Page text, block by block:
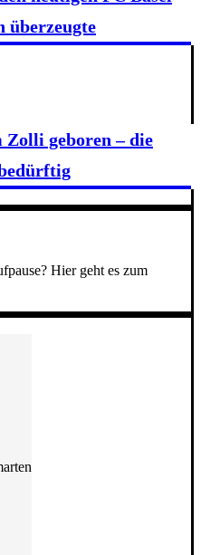
überzeugte
Zolli geboren – die
Hier geht es zum